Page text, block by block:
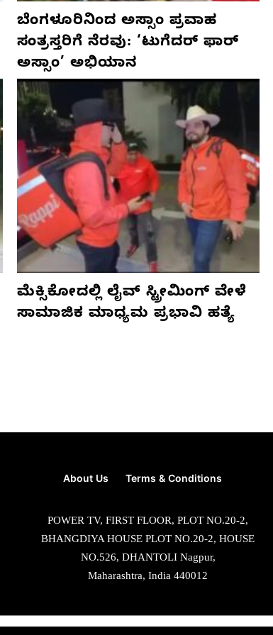
ಬೆಂಗಳೂರಿನಿಂದ ಅಸ್ಸಾಂ ಪ್ರವಾಹ
ಸಂತ್ರಸ್ತರಿಗೆ ನೆರವು: ‘ಟುಗೆದರ್ ಫಾರ್
ಅಸ್ಸಾಂ’ ಅಭಿಯಾನ
ಮೆಕ್ಸಿಕೋದಲ್ಲಿ ಲೈವ್ ಸ್ಟ್ರೀಮಿಂಗ್ ವೇಳೆ
ಸಾಮಾಜಿಕ ಮಾಧ್ಯಮ ಪ್ರಭಾವಿ ಹತ್ಯೆ
About Us Terms & Conditions
POWER TV, FIRST FLOOR, PLOT NO.20-2,
BHANGDIYA HOUSE PLOT NO.20-2, HOUSE
NO.526, DHANTOLI Nagpur,
Maharashtra, India 440012